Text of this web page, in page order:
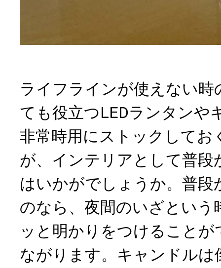
ライフラインが使えない時
ても役立つLEDランタンや
非常時用にストックしてお
が、インテリアとして普段
はいかがでしょうか。普段
のなら、夜間のいざという
ッと明かりをつけること
ながります。キャンドルは